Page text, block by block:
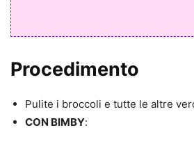
Procedimento
Pulite i broccoli e tutte le altre
CON BIMBY: